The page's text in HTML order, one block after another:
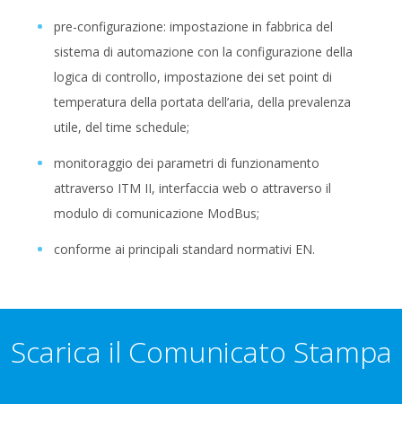
pre-configurazione: impostazione in fabbrica del
sistema di automazione con la configurazione della
logica di controllo, impostazione dei set point di
temperatura della portata dell’aria, della prevalenza
utile, del time schedule;
monitoraggio dei parametri di funzionamento
attraverso ITM II, interfaccia web o attraverso il
modulo di comunicazione ModBus;
conforme ai principali standard normativi EN.
Scarica il Comunicato Stampa